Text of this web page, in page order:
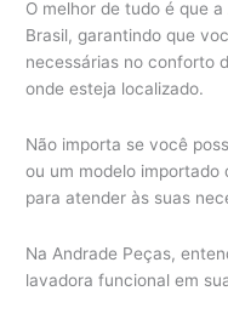
O melhor de tudo é que
Brasil, garantindo que
necessárias no conforto
onde esteja localizado.
Não importa se você
ou um modelo importado
para atender às suas
Na Andrade Peças,
lavadora funcional em